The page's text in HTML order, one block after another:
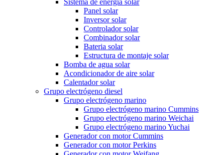
Sistema de energía solar
Panel solar
Inversor solar
Controlador solar
Combinador solar
Bateria solar
Estructura de montaje solar
Bomba de agua solar
Acondicionador de aire solar
Calentador solar
Grupo electrógeno diesel
Grupo electrógeno marino
Grupo electrógeno marino Cummins
Grupo electrógeno marino Weichai
Grupo electrógeno marino Yuchai
Generador con motor Cummins
Generador con motor Perkins